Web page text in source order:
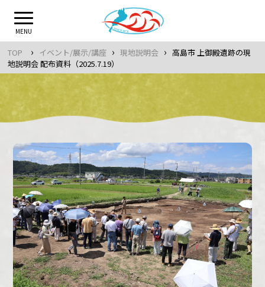
content
MENU
TOP › イベント/展示/講座 › 現地説明会 › 高島市 上御殿遺跡の現
地説明会 配布資料（2025.7.19）